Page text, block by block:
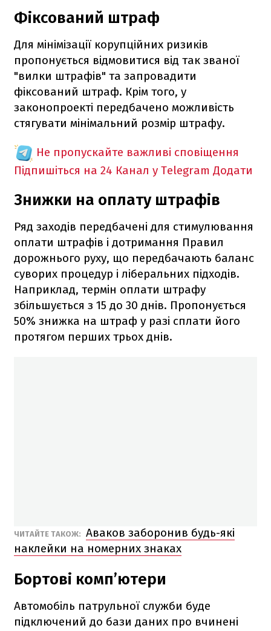
Фіксований штраф
Для мінімізації корупційних ризиків
пропонується відмовитися від так званої
"вилки штрафів" та запровадити
фіксований штраф. Крім того, у
законопроекті передбачено можливість
стягувати мінімальний розмір штрафу.
Не пропускайте важливі сповіщення
Підпишіться на 24 Канал у Telegram Додати
Знижки на оплату штрафів
Ряд заходів передбачені для стимулювання
оплати штрафів і дотримання Правил
дорожнього руху, що передбачають баланс
суворих процедур і ліберальних підходів.
Наприклад, термін оплати штрафу
збільшується з 15 до 30 днів. Пропонується
50% знижка на штраф у разі сплати його
протягом перших трьох днів.
ЧИТАЙТЕ ТАКОЖ: Аваков заборонив будь-які
наклейки на номерних знаках
Бортові комп’ютери
Автомобіль патрульної служби буде
підключений до бази даних про вчинені